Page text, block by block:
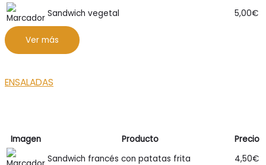
Sandwich vegetal 5,00€
Ver más
ENSALADAS
Imagen Producto
Precio
Sandwich francés con patatas frita
4,50€